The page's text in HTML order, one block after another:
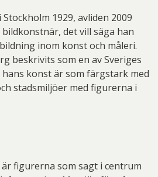
1929, avliden 2009
det vill säga han
inom konst och måleri.
beskrivits som en av Sveriges
konst är som färgstark med
stadsmiljöer med figurerna i
figurerna som sagt i centrum